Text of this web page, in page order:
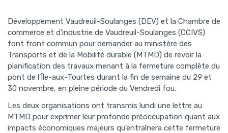
Développement Vaudreuil-Soulanges (DEV) et la Chambre de
commerce et d’industrie de Vaudreuil-Soulanges (CCIVS)
font front commun pour demander au ministère des
Transports et de la Mobilité durable (MTMD) de revoir la
planification des travaux menant à la fermeture complète du
pont de l’Île-aux-Tourtes durant la fin de semaine du 29 et
30 novembre, en pleine période du Vendredi fou.
Les deux organisations ont transmis lundi une lettre au
MTMD pour exprimer leur profonde préoccupation quant aux
impacts économiques majeurs qu’entraînera cette fermeture